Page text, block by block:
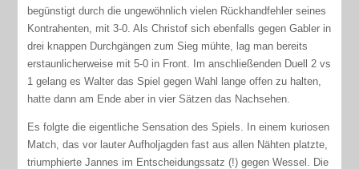
begünstigt durch die ungewöhnlich vielen Rückhandfehler seines
Kontrahenten, mit 3-0. Als Christof sich ebenfalls gegen Gabler in
drei knappen Durchgängen zum Sieg mühte, lag man bereits
erstaunlicherweise mit 5-0 in Front. Im anschließenden Duell 2 vs
1 gelang es Walter das Spiel gegen Wahl lange offen zu halten,
hatte dann am Ende aber in vier Sätzen das Nachsehen.
Es folgte die eigentliche Sensation des Spiels. In einem kuriosen
Match, das vor lauter Aufholjagden fast aus allen Nähten platzte,
triumphierte Jannes im Entscheidungssatz (!) gegen Wessel. Die